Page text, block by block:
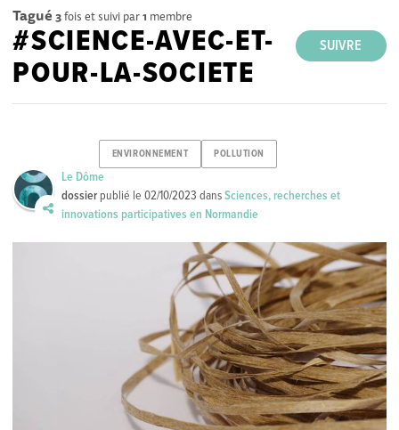
Tagué 3fois et suivi par1 membre
SUIVRE
#SCIENCE-AVEC-ET-
POUR-LA-SOCIETE
ENVIRONNEMENT POLLUTION
Le Dôme
dossier publié le02/10/2023 dansSciences, recherches et
innovations participatives en Normandie